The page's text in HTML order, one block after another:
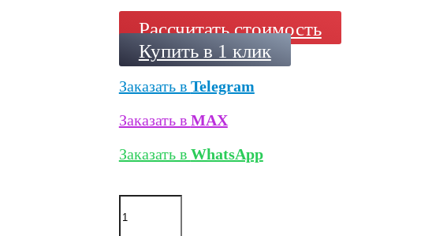
Рассчитать стоимость
Купить в 1 клик
Заказать в Telegram
Заказать в MAX
Заказать в WhatsApp
Количество
товара